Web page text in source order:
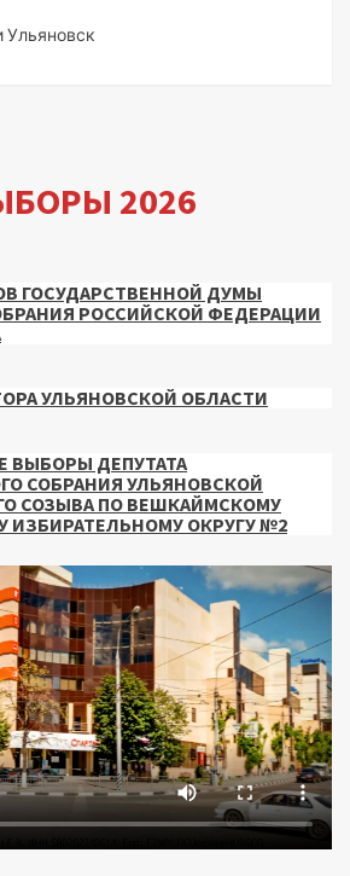
Ульяновск
2026
ГОСУДАРСТВЕННОЙ ДУМЫ
РОССИЙСКОЙ ФЕДЕРАЦИИ
УЛЬЯНОВСКОЙ ОБЛАСТИ
ДЕПУТАТА
СОБРАНИЯ УЛЬЯНОВСКОЙ
СОЗЫВА ПО ВЕШКАЙМСКОМУ
ОКРУГУ №2